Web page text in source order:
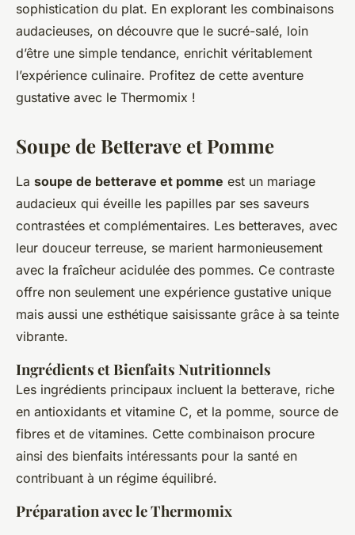
sophistication du plat. En explorant les combinaisons
audacieuses, on découvre que le sucré-salé, loin
d’être une simple tendance, enrichit véritablement
l’expérience culinaire. Profitez de cette aventure
gustative avec le Thermomix !
Soupe de Betterave et Pomme
La soupe de betterave et pomme est un mariage
audacieux qui éveille les papilles par ses saveurs
contrastées et complémentaires. Les betteraves, avec
leur douceur terreuse, se marient harmonieusement
avec la fraîcheur acidulée des pommes. Ce contraste
offre non seulement une expérience gustative unique
mais aussi une esthétique saisissante grâce à sa teinte
vibrante.
Ingrédients et Bienfaits Nutritionnels
Les ingrédients principaux incluent la betterave, riche
en antioxidants et vitamine C, et la pomme, source de
fibres et de vitamines. Cette combinaison procure
ainsi des bienfaits intéressants pour la santé en
contribuant à un régime équilibré.
Préparation avec le Thermomix